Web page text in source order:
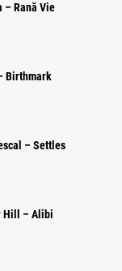
– Rană Vie
Birthmark
– Settles
Hill – Alibi